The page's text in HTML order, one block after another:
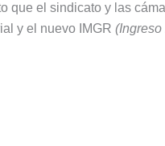
que el sindicato y las
y el nuevo IMGR